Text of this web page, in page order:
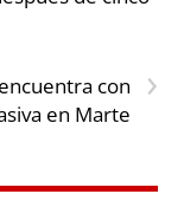
›
con
en Marte